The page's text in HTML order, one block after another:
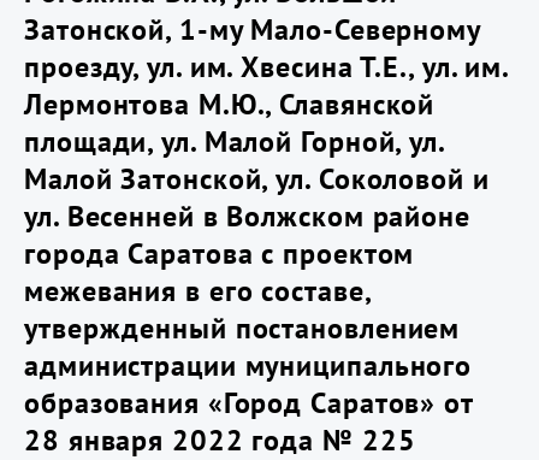
Затонской, 1-му Мало-Северному
проезду, ул. им. Хвесина Т.Е., ул. им.
Лермонтова М.Ю., Славянской
площади, ул. Малой Горной, ул.
Малой Затонской, ул. Соколовой и
ул. Весенней в Волжском районе
города Саратова с проектом
межевания в его составе,
утвержденный постановлением
администрации муниципального
образования «Город Саратов» от
28 января 2022 года № 225